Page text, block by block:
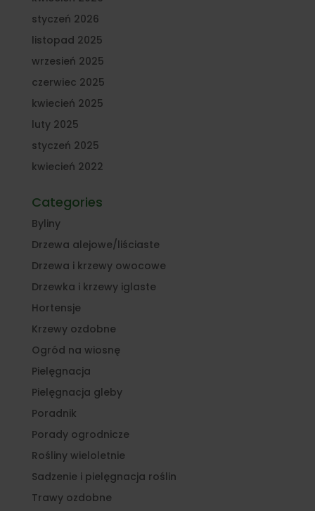
styczeń 2026
listopad 2025
wrzesień 2025
czerwiec 2025
kwiecień 2025
luty 2025
styczeń 2025
kwiecień 2022
Categories
Byliny
Drzewa alejowe/liściaste
Drzewa i krzewy owocowe
Drzewka i krzewy iglaste
Hortensje
Krzewy ozdobne
Ogród na wiosnę
Pielęgnacja
Pielęgnacja gleby
Poradnik
Porady ogrodnicze
Rośliny wieloletnie
Sadzenie i pielęgnacja roślin
Trawy ozdobne